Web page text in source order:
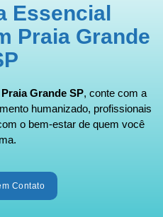
Essencial
Praia Grande
Grande SP, conte com a
humanizado, profissionais
o bem-estar de quem você
Contato